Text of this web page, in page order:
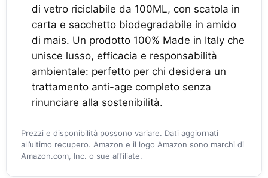
di vetro riciclabile da 100ML, con scatola in
carta e sacchetto biodegradabile in amido
di mais. Un prodotto 100% Made in Italy che
unisce lusso, efficacia e responsabilità
ambientale: perfetto per chi desidera un
trattamento anti-age completo senza
rinunciare alla sostenibilità.
Prezzi e disponibilità possono variare. Dati aggiornati
all’ultimo recupero. Amazon e il logo Amazon sono marchi di
Amazon.com, Inc. o sue affiliate.